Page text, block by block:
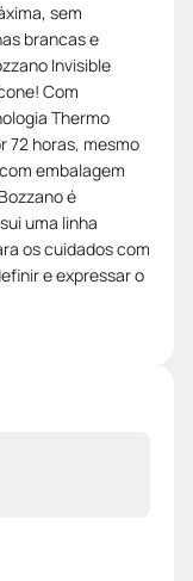
sem
brancas e
Invisible
Com
Thermo
72 horas, mesmo
embalagem
é
uma linha
os cuidados com
e expressar o